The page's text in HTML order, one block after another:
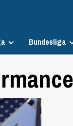
Bundesliga